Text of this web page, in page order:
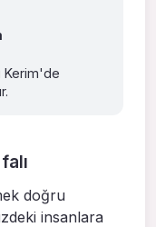
Kerim'de
doğru
insanlara